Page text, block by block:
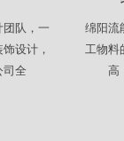
队，一
设计，
司全
绵阳流
工物料
高